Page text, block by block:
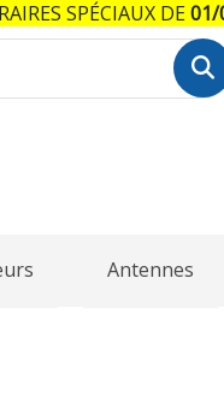
Antennes
SPÉCIAUX DE01/